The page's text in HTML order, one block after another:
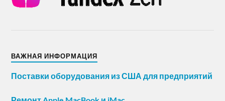
ВАЖНАЯ ИНФОРМАЦИЯ
Поставки оборудования из США для предприятий